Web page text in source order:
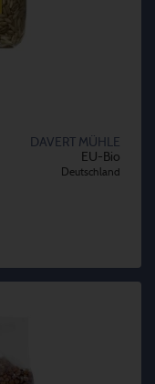
DAVERT MÜHLE
EU-Bio
Deutschland